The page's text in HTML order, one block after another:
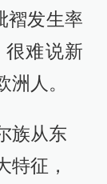
褶发生率
难说新
人。
族从东
特征，